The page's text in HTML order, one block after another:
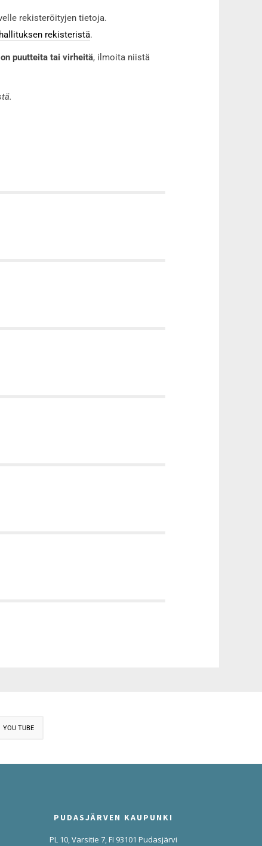
rekisteröityjen tietoja.
rekisteristä.
puutteita tai virheitä, ilmoita niistä
YOU TUBE
PUDASJÄRVEN KAUPUNKI
PL 10, Varsitie 7, FI 93101 Pudasjärvi